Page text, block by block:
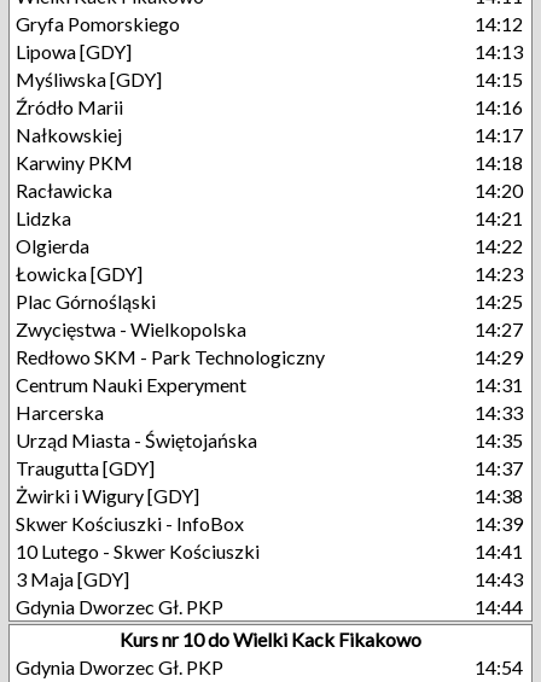
Gryfa Pomorskiego
14:12
Lipowa [GDY]
14:13
Myśliwska [GDY]
14:15
Źródło Marii
14:16
Nałkowskiej
14:17
Karwiny PKM
14:18
Racławicka
14:20
Lidzka
14:21
Olgierda
14:22
Łowicka [GDY]
14:23
Plac Górnośląski
14:25
Zwycięstwa - Wielkopolska
14:27
Redłowo SKM - Park Technologiczny
14:29
Centrum Nauki Experyment
14:31
Harcerska
14:33
Urząd Miasta - Świętojańska
14:35
Traugutta [GDY]
14:37
Żwirki i Wigury [GDY]
14:38
Skwer Kościuszki - InfoBox
14:39
10 Lutego - Skwer Kościuszki
14:41
3 Maja [GDY]
14:43
Gdynia Dworzec Gł. PKP
14:44
Kurs nr 10 do Wielki Kack Fikakowo
Gdynia Dworzec Gł. PKP
14:54